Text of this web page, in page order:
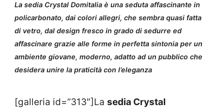
La sedia Crystal Domitalia è una seduta affascinante in
policarbonato, dai colori allegri, che sembra quasi fatta
di vetro, dal design fresco in grado di sedurre ed
affascinare grazie alle forme in perfetta sintonia per un
ambiente giovane, moderno, adatto ad un pubblico che
desidera unire la praticità con l’eleganza
[galleria id=”313″]La sedia Crystal